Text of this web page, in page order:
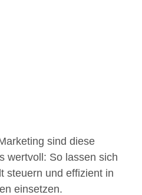
sind diese
wertvoll: So lassen sich
steuern und effizient in
einsetzen.